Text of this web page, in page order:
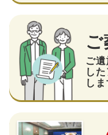
ご
し
しま